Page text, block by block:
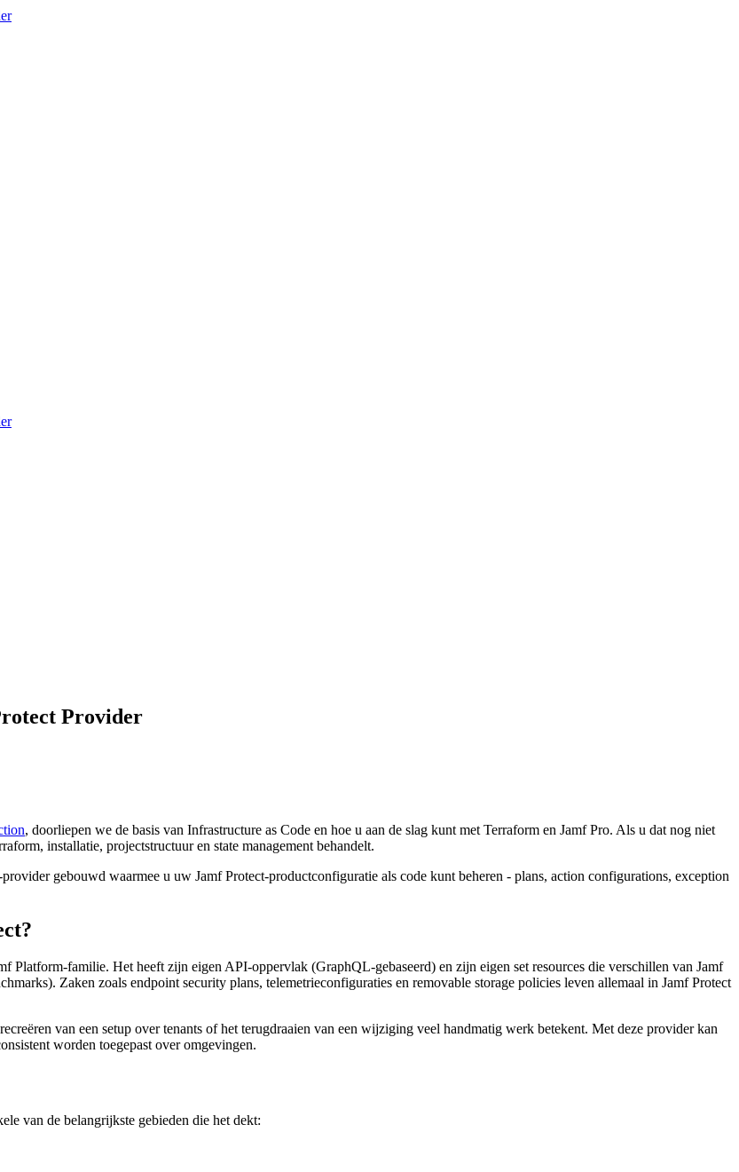
Provider
, doorliepen we de basis van Infrastructure as Code en hoe u aan de slag kunt met Terraform en Jamf Pro. Als u dat nog niet
installatie, projectstructuur en state management behandelt.
gebouwd waarmee u uw Jamf Protect-productconfiguratie als code kunt beheren - plans, action configurations, exception
Platform-familie. Het heeft zijn eigen API-oppervlak (GraphQL-gebaseerd) en zijn eigen set resources die verschillen van Jamf
Zaken zoals endpoint security plans, telemetrieconfiguraties en removable storage policies leven allemaal in Jamf Protect
van een setup over tenants of het terugdraaien van een wijziging veel handmatig werk betekent. Met deze provider kan
worden toegepast over omgevingen.
van de belangrijkste gebieden die het dekt: